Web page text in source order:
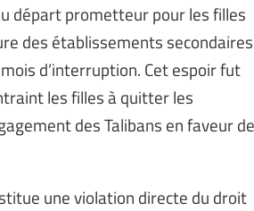
départ prometteur pour les filles
des établissements secondaires
d’interruption. Cet espoir fut
les filles à quitter les
des Talibans en faveur de
une violation directe du droit